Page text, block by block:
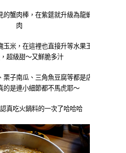
的蟹肉棒，在紫筵就升級為龍蝦
肉
玉米，在這裡也直接升等水果玉
超級甜～又鮮脆多汁
栗子南瓜、三角魚豆腐等都是店
的是連小細節都不馬虎耶～
真吃火鍋料的一次了哈哈哈